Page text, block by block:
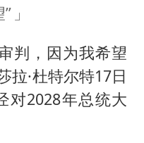
泽连斯基有何意图
大暴雨
冲奖
判，因为我希望
拉·杜特尔特17日
对2028年总统大